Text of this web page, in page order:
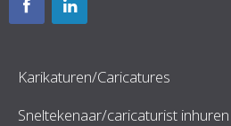
Karikaturen/Caricatures
Sneltekenaar/caricaturist